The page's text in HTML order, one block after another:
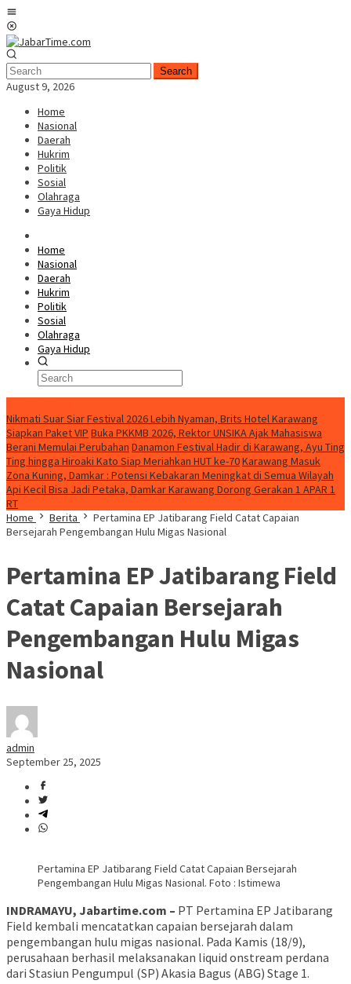
Skip
to
content
Search
August 9, 2026
Home
Nasional
Daerah
Hukrim
Politik
Sosial
Olahraga
Gaya Hidup
Home
Nasional
Daerah
Hukrim
Politik
Sosial
Olahraga
Gaya Hidup
Nikmati Suar Siar Festival 2026 Lebih Nyaman, Brits Hotel Karawang
Siapkan Paket VIP Buka PKKMB 2026, Rektor UNSIKA Ajak Mahasiswa
Berani Memulai Perubahan Danamon Festival Hadir di Karawang, Ayu Ting
Ting hingga Hiroaki Kato Siap Meriahkan HUT ke-70Karawang Masuk
Zona Kuning, Damkar : Potensi Kebakaran Meningkat di Semua Wilayah
Api Kecil Bisa Jadi Petaka, Damkar Karawang Dorong Gerakan 1 APAR 1
RT
Home
Berita
Pertamina EP Jatibarang Field Catat Capaian
Bersejarah Pengembangan Hulu Migas Nasional
Pertamina EP Jatibarang Field
Catat Capaian Bersejarah
Pengembangan Hulu Migas
Nasional
admin
September 25, 2025
Pertamina EP Jatibarang Field Catat Capaian Bersejarah
Pengembangan Hulu Migas Nasional. Foto : Istimewa
INDRAMAYU, Jabartime.com – PT Pertamina EP Jatibarang
Field kembali mencatatkan capaian bersejarah dalam
pengembangan hulu migas nasional. Pada Kamis (18/9),
perusahaan berhasil melaksanakan liquid onstream perdana
dari Stasiun Pengumpul (SP) Akasia Bagus (ABG) Stage 1.